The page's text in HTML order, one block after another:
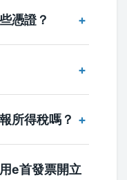
憑證？
所得稅嗎？
e首發票開立